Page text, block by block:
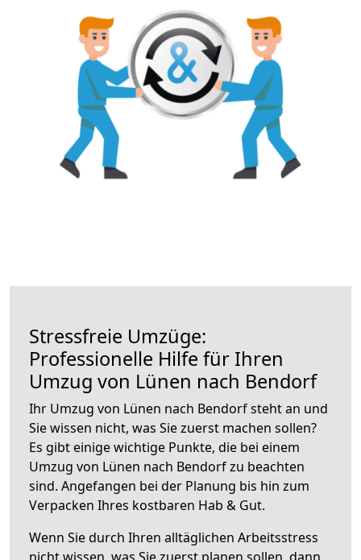
Stressfreie Umzüge:
Professionelle Hilfe für Ihren
Umzug von Lünen nach Bendorf
Ihr Umzug von Lünen nach Bendorf steht an und
Sie wissen nicht, was Sie zuerst machen sollen?
Es gibt einige wichtige Punkte, die bei einem
Umzug von Lünen nach Bendorf zu beachten
sind. Angefangen bei der Planung bis hin zum
Verpacken Ihres kostbaren Hab & Gut.
Wenn Sie durch Ihren alltäglichen Arbeitsstress